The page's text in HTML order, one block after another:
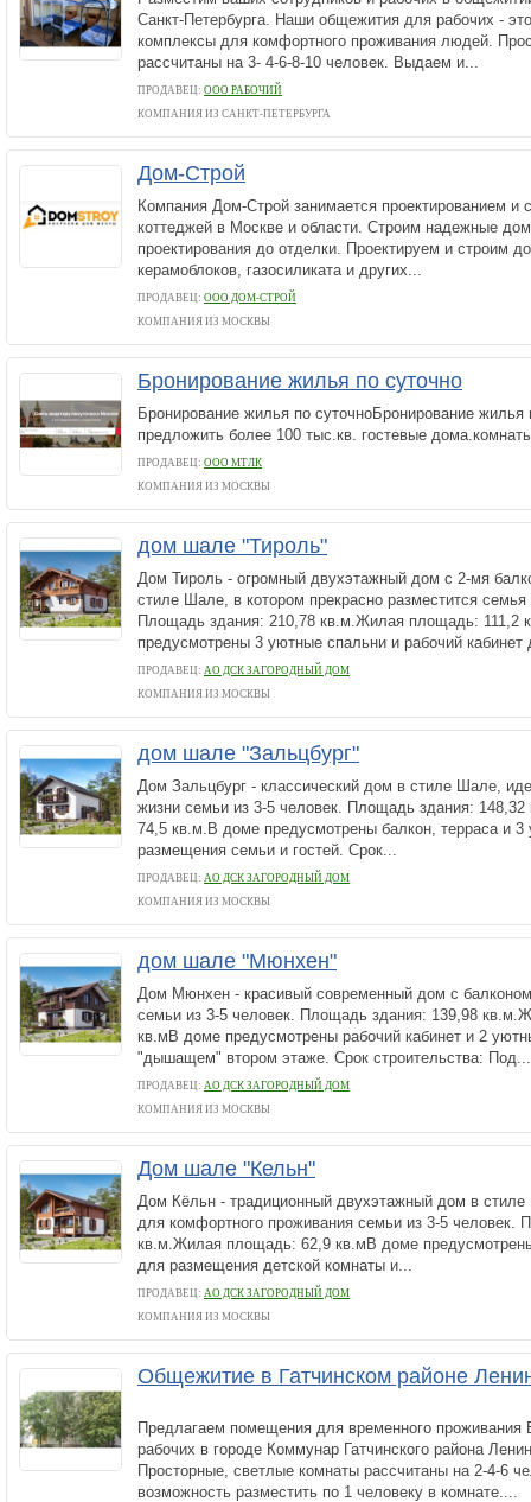
Санкт-Петербурга. Наши общежития для рабочих -
комплексы для комфортного проживания людей.
рассчитаны на 3- 4-6-8-10 человек. Выдаем и...
ПРОДАВЕЦ: ООО РАБОЧИЙ
КОМПАНИЯ ИЗ САНКТ-ПЕТЕРБУРГА
Дом-Строй
Компания Дом-Строй занимается проектированием и
коттеджей в Москве и области. Строим надежные
проектирования до отделки. Проектируем и строим
керамоблоков, газосиликата и других...
ПРОДАВЕЦ: ООО ДОМ-СТРОЙ
КОМПАНИЯ ИЗ МОСКВЫ
Бронирование жилья по суточно
Бронирование жилья по суточноБронирование
предложить более 100 тыс.кв. гостевые
ПРОДАВЕЦ: ООО МТЛК
КОМПАНИЯ ИЗ МОСКВЫ
дом шале "Тироль"
Дом Тироль - огромный двухэтажный дом с 2-мя
стиле Шале, в котором прекрасно разместится семья
Площадь здания: 210,78 кв.м.Жилая площадь: 111,2
предусмотрены 3 уютные спальни и рабочий кабинет
ПРОДАВЕЦ: АО ДСК ЗАГОРОДНЫЙ ДОМ
КОМПАНИЯ ИЗ МОСКВЫ
дом шале "Зальцбург"
Дом Зальцбург - классический дом в стиле Шале,
жизни семьи из 3-5 человек. Площадь здания:
74,5 кв.м.В доме предусмотрены балкон, терраса и
размещения семьи и гостей. Срок...
ПРОДАВЕЦ: АО ДСК ЗАГОРОДНЫЙ ДОМ
КОМПАНИЯ ИЗ МОСКВЫ
дом шале "Мюнхен"
Дом Мюнхен - красивый современный дом с
семьи из 3-5 человек. Площадь здания: 139,98
кв.мВ доме предусмотрены рабочий кабинет и 2
"дышащем" втором этаже. Срок строительства: Под...
ПРОДАВЕЦ: АО ДСК ЗАГОРОДНЫЙ ДОМ
КОМПАНИЯ ИЗ МОСКВЫ
Дом шале "Кельн"
Дом Кёльн - традиционный двухэтажный дом в
для комфортного проживания семьи из 3-5 человек.
кв.м.Жилая площадь: 62,9 кв.мВ доме
для размещения детской комнаты и...
ПРОДАВЕЦ: АО ДСК ЗАГОРОДНЫЙ ДОМ
КОМПАНИЯ ИЗ МОСКВЫ
Общежитие в Гатчинском районе
Предлагаем помещения для временного проживания
рабочих в городе Коммунар Гатчинского района
Просторные, светлые комнаты рассчитаны на 2-4-6
возможность разместить по 1 человеку в комнате....